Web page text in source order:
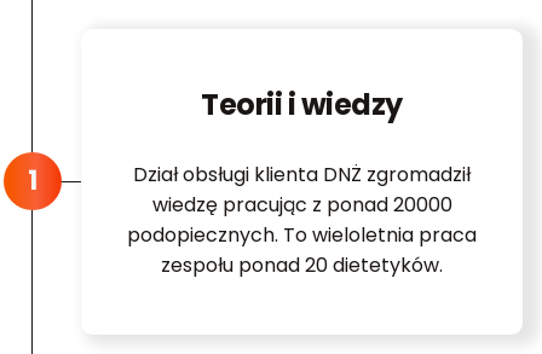
Teorii i wiedzy
Dział obsługi klienta DNŻ zgromadził
wiedzę pracując z ponad 20000
podopiecznych. To wieloletnia praca
zespołu ponad 20 dietetyków.